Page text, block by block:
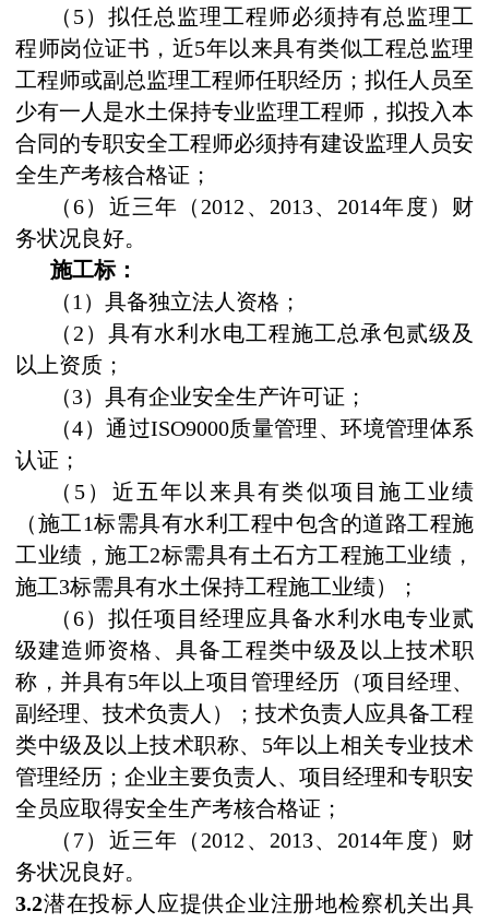
（ 5）拟任总监理工程师必须持有总监理工
程师岗位证书，近5年以来具有类似工程总监理
工程师或副总监理工程师任职经历；拟任人员至
少有一人是水土保持专业监理工程师，拟投入本
合同的专职安全工程师必须持有建设监理人员安
全生产考核合格证；
（6）近三年（ 2012 、 2013、 2014年度）财
务状况良好。
施工标：
（1 ）具备独立法人资格；
（ 2 ）具有水利水电工程施工总承包贰级及
以上资质；
（3）具有企业安全生产许可证；
（4）通过ISO9000质量管理、环境管理体系
认证；
（ 5 ）近五年以来具有类似项目施工业绩
（施工1标需具有水利工程中包含的道路工程施
工业绩，施工2标需具有土石方工程施工业绩，
施工3标需具有水土保持工程施工业绩）；
（6）拟任项目经理应具备水利水电专业贰
级建造师资格、具备工程类中级及以上技术职
称，并具有5年以上项目管理经历（项目经理、
副经理、技术负责人）；技术负责人应具备工程
类中级及以上技术职称、 5年以上相关专业技术
管理经历；企业主要负责人、项目经理和专职安
全员应取得安全生产考核合格证；
（ 7）近三年（ 2012 、 2013、 2014年度）财
务状况良好。
3.2潜在投标人应提供企业注册地检察机关出具